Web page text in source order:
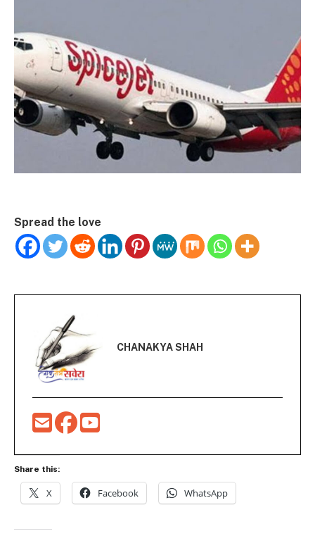
Spread the love
CHANAKYA SHAH
Share this:
X Facebook WhatsApp